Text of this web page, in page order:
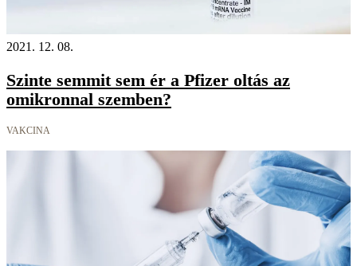
2021. 12. 08.
Szinte semmit sem ér a Pfizer oltás az
omikronnal szemben?
VAKCINA